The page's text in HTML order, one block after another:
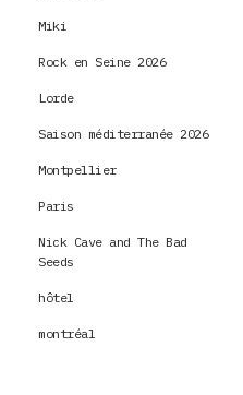
Miki
Rock en Seine 2026
Lorde
Saison méditerranée 2026
Montpellier
Paris
Nick Cave and The Bad
Seeds
hôtel
montréal